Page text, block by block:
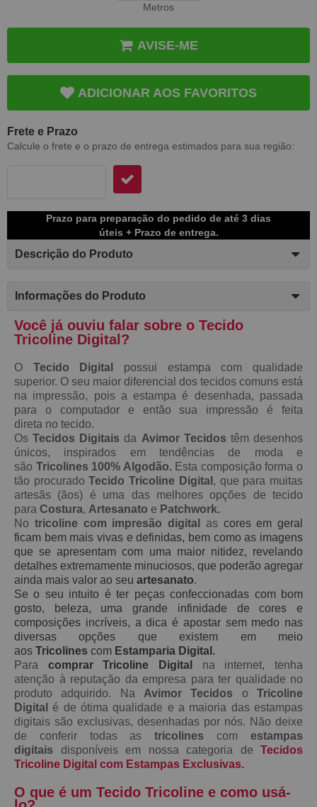
Metros
AVISE-ME
ADICIONAR AOS FAVORITOS
Frete e Prazo
Calcule o frete e o prazo de entrega estimados para sua região:
Prazo para preparação do pedido de até 3 dias
úteis + Prazo de entrega.
Descrição do Produto
Informações do Produto
Você já ouviu falar sobre o Tecido
Tricoline Digital?
O Tecido Digital possui estampa com qualidade
superior. O seu maior diferencial dos tecidos comuns está
na impressão, pois a estampa é desenhada, passada
para o computador e então sua impressão é feita
direta no tecido.
OsTecidos Digitaisda Avimor Tecidos têm desenhos
únicos, inspirados em tendências de moda e
são Tricolines 100% Algodão.Esta composição forma o
tão procuradoTecido Tricoline Digital , que para muitas
artesãs (ãos) é uma das melhores opções de tecido
para Costura, Artesanato e Patchwork.
No tricoline com impresão digital ascores em geral
ficam bem mais vivas e definidas, bem como as imagens
que se apresentam com uma maior nitidez, revelando
detalhes extremamente minuciosos, que poderão agregar
ainda mais valor ao seu artesanato.
Se o seu intuito é ter peças confeccionadas com bom
gosto, beleza, uma grande infinidade de cores e
composições incríveis, a dica é apostar sem medo nas
diversas opções que existem em meio
aos Tricolines com Estamparia Digital.
Para comprar Tricoline Digital na internet, tenha
atenção à reputação da empresa para ter qualidade no
produto adquirido. Na Avimor Tecidos o Tricoline
Digital é de ótima qualidade e a maioria das estampas
digitais são exclusivas, desenhadas por nós. Não deixe
de conferir todas astricolinescomestampas
digitais disponíveis em nossa categoria de Tecidos
Tricoline Digital com Estampas Exclusivas.
O que é um Tecido Tricoline e como usá-